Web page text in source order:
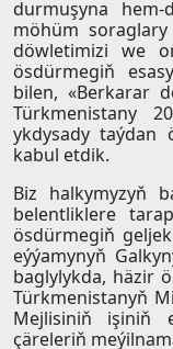
durmuşyna
möhüm
döwletimizi we
ösdürmegiň
bilen, «Berkarar
Türkmenistany
ykdysady taýdan
kabul etdik.
Biz halkymyzyň
belentliklere
ösdürmegiň
eýýamynyň
baglylykda, häzir
Türkmenistanyň
Mejlisiniň işiniň
çäreleriň